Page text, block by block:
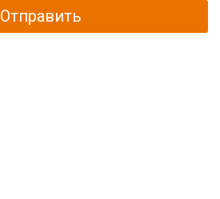
Отправить